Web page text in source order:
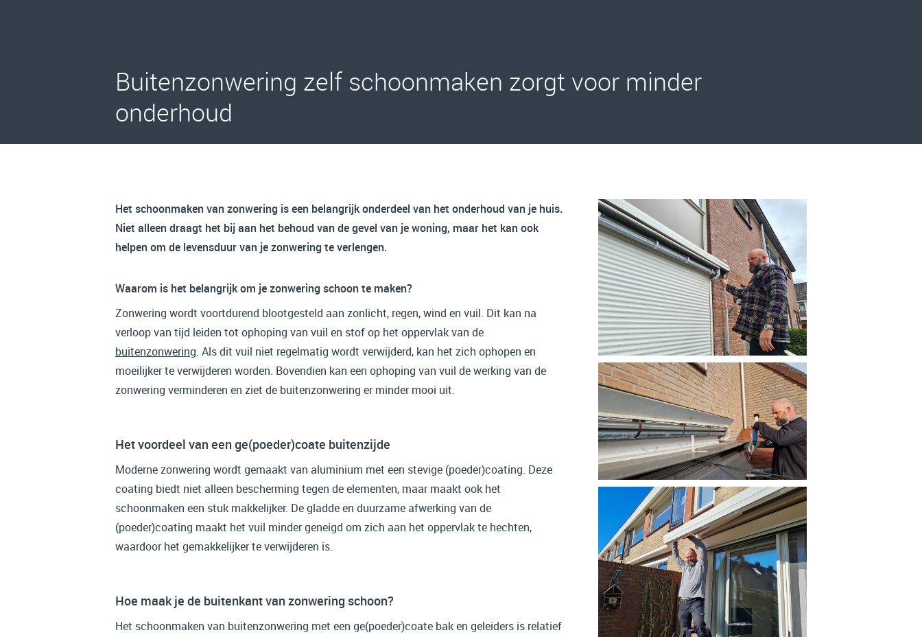
Buitenzonwering zelf schoonmaken zorgt voor minder
onderhoud
Het schoonmaken van zonwering is een belangrijk onderdeel van het onderhoud van je huis.
Niet alleen draagt het bij aan het behoud van de gevel van je woning, maar het kan ook
helpen om de levensduur van je zonwering te verlengen.
Waarom is het belangrijk om je zonwering schoon te maken?
Zonwering wordt voortdurend blootgesteld aan zonlicht, regen, wind en vuil. Dit kan na
verloop van tijd leiden tot ophoping van vuil en stof op het oppervlak van de
buitenzonwering. Als dit vuil niet regelmatig wordt verwijderd, kan het zich ophopen en
moeilijker te verwijderen worden. Bovendien kan een ophoping van vuil de werking van de
zonwering verminderen en ziet de buitenzonwering er minder mooi uit.
Het voordeel van een ge(poeder)coate buitenzijde
Moderne zonwering wordt gemaakt van aluminium met een stevige (poeder)coating. Deze
coating biedt niet alleen bescherming tegen de elementen, maar maakt ook het
schoonmaken een stuk makkelijker. De gladde en duurzame afwerking van de
(poeder)coating maakt het vuil minder geneigd om zich aan het oppervlak te hechten,
waardoor het gemakkelijker te verwijderen is.
Hoe maak je de buitenkant van zonwering schoon?
Het schoonmaken van buitenzonwering met een ge(poeder)coate bak en geleiders is relatief